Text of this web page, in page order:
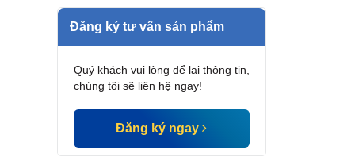
Đăng ký tư vấn sản phẩm
Quý khách vui lòng để lại thông tin,
chúng tôi sẽ liên hệ ngay!
Đăng ký ngay